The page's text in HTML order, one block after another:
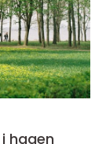
hagen